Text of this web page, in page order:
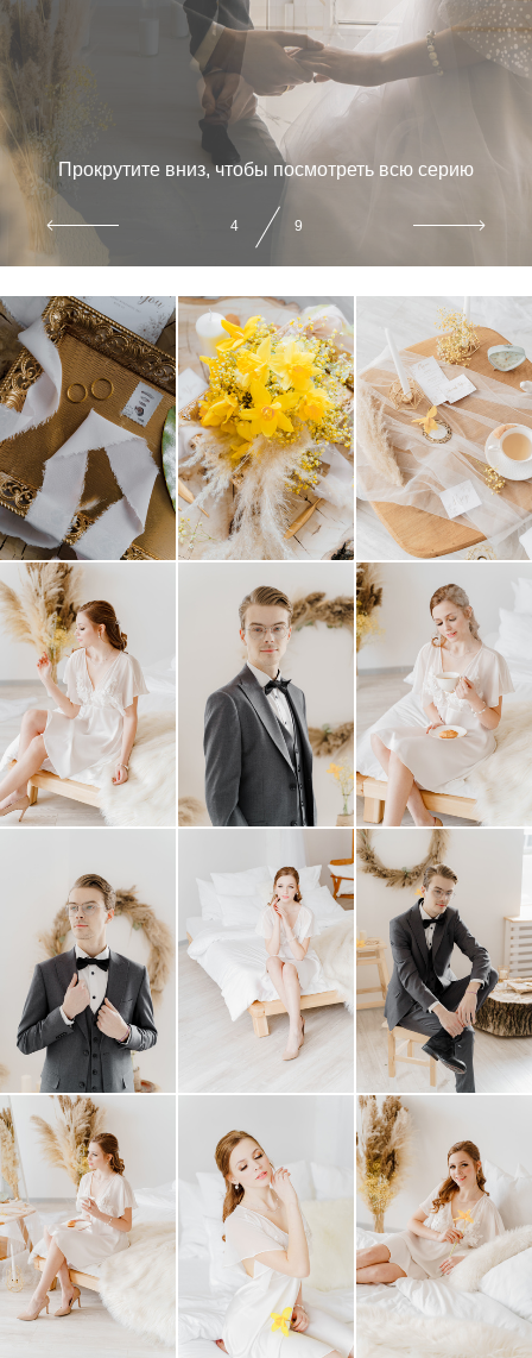
Прокрутите вниз, чтобы посмотреть всю серию
4 9